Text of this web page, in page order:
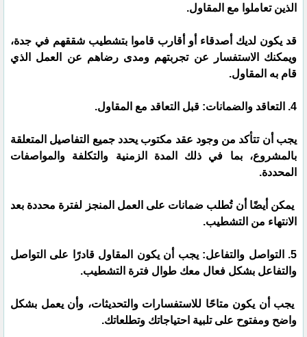
الذين تعاملوا مع المقاول.
قد يكون لديك أصدقاء أو أقارب قاموا بتشطيب شققهم في جدة،
ويمكنك الاستفسار عن تجربتهم ومدى رضاهم عن العمل الذي
قام به المقاول.
4. التعاقد والضمانات: قبل التعاقد مع المقاول.
يجب أن تتأكد من وجود عقد مكتوب يحدد جميع التفاصيل المتعلقة
بالمشروع، بما في ذلك المدة الزمنية والتكلفة والمواصفات
المحددة.
يمكن أيضًا أن تُطلب ضمانات على العمل المنجز لفترة محددة بعد
الانتهاء من التشطيب.
5. التواصل والتفاعل: يجب أن يكون المقاول قادرًا على التواصل
والتفاعل بشكل فعال معك طوال فترة التشطيب.
يجب أن يكون متاحًا للاستفسارات والتحديثات، وأن يعمل بشكل
واضح ومفتوح على تلبية احتياجاتك وتطلعاتك.